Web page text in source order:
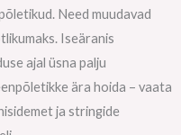
Need muudavad
Iseäranis
ajal üsna palju
ära hoida – vaata
ja stringide